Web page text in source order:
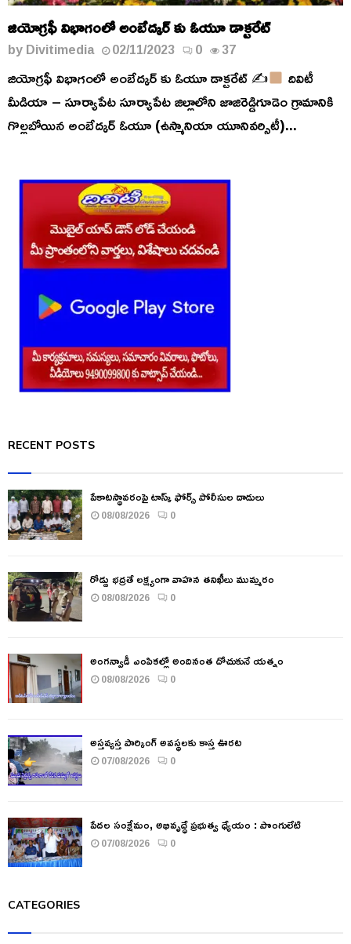
జియోగ్రఫీ విభాగంలో అంబేద్కర్ కు ఓయూ డాక్టరేట్
byDivitimedia 02/11/2023 0 37
జియోగ్రఫీ విభాగంలో అంబేద్కర్ కు ఓయూ డాక్టరేట్ ✍
దివిటీ
మీడియా – సూర్యాపేట సూర్యాపేట జిల్లాలోని జాజిరెడ్డిగూడెం గ్రామానికి
గొల్లబోయిన అంబేద్కర్ ఓయూ (ఉస్మానియా యూనివర్సిటీ)...
RECENT POSTS
పేకాటస్థావరంపై టాస్క్ ఫోర్స్ పోలీసుల దాడులు
08/08/2026 0
రోడ్డు భద్రతే లక్ష్యంగా వాహన తనిఖీలు ముమ్మరం
08/08/2026 0
అంగన్వాడీ ఎంపికల్లో అందినంత దోచుకునే యత్నం
08/08/2026 0
అస్తవ్యస్త పార్కింగ్ అవస్థలకు కాస్త ఊరట
07/08/2026 0
పేదల సంక్షేమం, అభివృద్ధే ప్రభుత్వ ధ్యేయం : పొంగులేటి
07/08/2026 0
CATEGORIES